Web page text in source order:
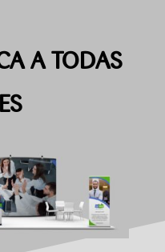
A TODAS